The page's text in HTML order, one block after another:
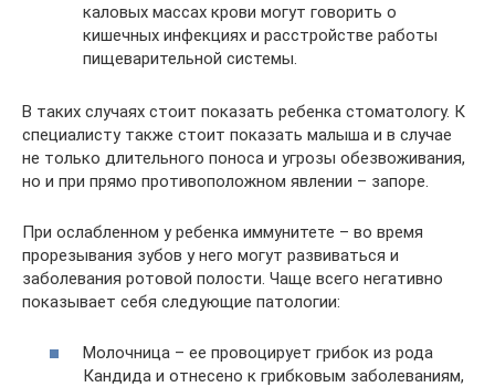
каловых массах крови могут говорить о
кишечных инфекциях и расстройстве работы
пищеварительной системы.
В таких случаях стоит показать ребенка стоматологу. К
специалисту также стоит показать малыша и в случае
не только длительного поноса и угрозы обезвоживания,
но и при прямо противоположном явлении – запоре.
При ослабленном у ребенка иммунитете – во время
прорезывания зубов у него могут развиваться и
заболевания ротовой полости. Чаще всего негативно
показывает себя следующие патологии:
Молочница – ее провоцирует грибок из рода
Кандида и отнесено к грибковым заболеваниям,